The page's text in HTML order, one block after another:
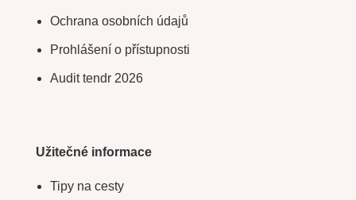
Ochrana osobních údajů
Prohlášení o přístupnosti
Audit tendr 2026
Užitečné informace
Tipy na cesty